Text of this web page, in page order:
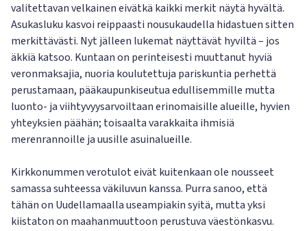
valitettavan velkainen eivätkä kaikki merkit näytä hyvältä.
Asukasluku kasvoi reippaasti nousukaudella hidastuen sitten
merkittävästi. Nyt jälleen lukemat näyttävät hyviltä – jos
äkkiä katsoo. Kuntaan on perinteisesti muuttanut hyviä
veronmaksajia, nuoria koulutettuja pariskuntia perhettä
perustamaan, pääkaupunkiseutua edullisemmille mutta
luonto- ja viihtyvyysarvoiltaan erinomaisille alueille, hyvien
yhteyksien päähän; toisaalta varakkaita ihmisiä
merenrannoille ja uusille asuinalueille.
Kirkkonummen verotulot eivät kuitenkaan ole nousseet
samassa suhteessa väkiluvun kanssa. Purra sanoo, että
tähän on Uudellamaalla useampiakin syitä, mutta yksi
kiistaton on maahanmuuttoon perustuva väestönkasvu.